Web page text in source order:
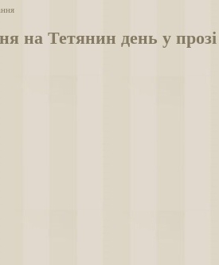
на Тетянин день у прозі